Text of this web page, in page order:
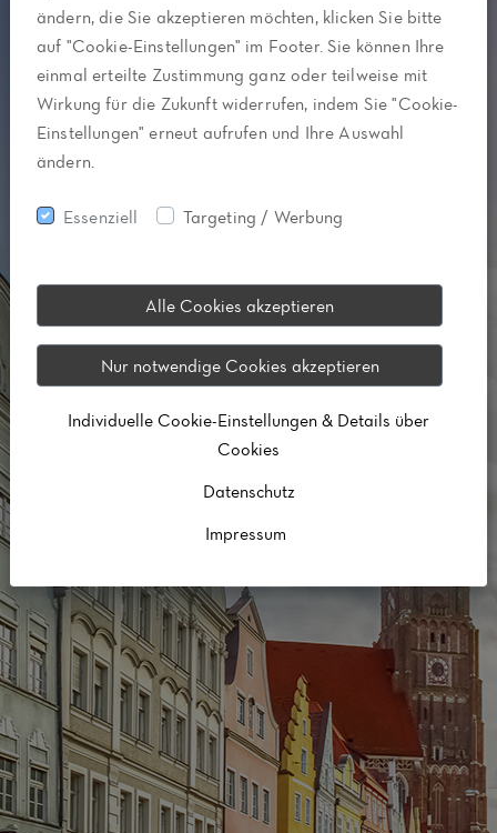
ändern, die Sie akzeptieren möchten, klicken Sie bitte
auf "Cookie-Einstellungen" im Footer. Sie können Ihre
einmal erteilte Zustimmung ganz oder teilweise mit
Wirkung für die Zukunft widerrufen, indem Sie "Cookie-
Einstellungen" erneut aufrufen und Ihre Auswahl
ändern.
Essenziell Targeting / Werbung
Alle Cookies akzeptieren
Nur notwendige Cookies akzeptieren
Individuelle Cookie-Einstellungen & Details über
Cookies
Datenschutz
Impressum